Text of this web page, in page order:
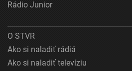
Rádio Junior
O STVR
Ako si naladiť rádiá
Ako si naladiť televíziu